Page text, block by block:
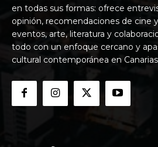
en todas sus formas: ofrece
opinión, recomendaciones de cine
eventos, arte, literatura y
todo con un enfoque cercano y
cultural contemporánea en